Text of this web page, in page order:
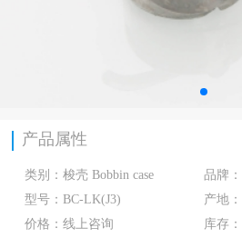
产品属性
类别： 梭壳 Bobbin case
品牌：
型号： BC-LK(J3)
产地：
价格： 线上咨询 库存：